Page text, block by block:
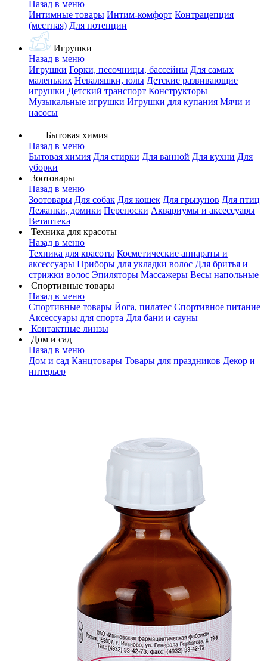
Назад в меню
Интимные товары Интим-комфорт Контрацепция
(местная) Для потенции
Игрушки
Назад в меню
Игрушки Горки, песочницы, бассейны Для самых
маленьких Неваляшки, юлы Детские развивающие
игрушки Детский транспорт Конструкторы
Музыкальные игрушки Игрушки для купания Мячи и
насосы
Бытовая химия
Назад в меню
Бытовая химия Для стирки Для ванной Для кухни Для
уборки
Зоотовары
Назад в меню
Зоотовары Для собак Для кошек Для грызунов Для птиц
Лежанки, домики Переноски Аквариумы и аксессуары
Ветаптека
Техника для красоты
Назад в меню
Техника для красоты Косметические аппараты и
аксессуары Приборы для укладки волос Для бритья и
стрижки волос Эпиляторы Массажеры Весы напольные
Спортивные товары
Назад в меню
Спортивные товары Йога, пилатес Спортивное питание
Аксессуары для спорта Для бани и сауны
Контактные линзы
Дом и сад
Назад в меню
Дом и сад Канцтовары Товары для праздников Декор и
интерьер